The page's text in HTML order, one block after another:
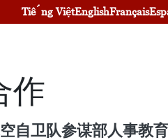
Tiếng ViệtEnglishFrançais
作
自卫队参谋部人事教